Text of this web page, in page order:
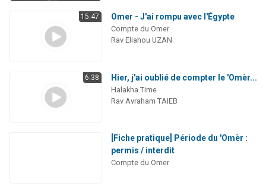
15:47 Omer - J'ai rompu avec l'Égypte
Compte du Omer
Rav Eliahou UZAN
6:38 Hier, j'ai oublié de compter le 'Omèr...
Halakha Time
Rav Avraham TAIEB
[Fiche pratique] Période du 'Omèr :
permis / interdit
Compte du Omer